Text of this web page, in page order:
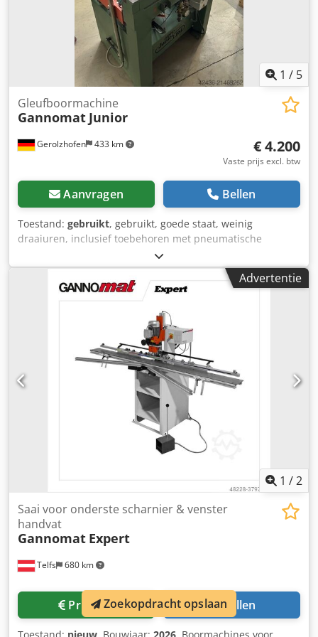
1 / 5
Gerolzhofen 433 km
Gleufboormachine
Gannomat Junior
€ 4.200
Vaste prijs excl. btw
Aanvragen Bellen
Toestand: gebruikt, gebruikt, goede staat, weinig
draaiuren, inclusief toebehoren met pneumatische
hefinrichting voor boren op 2 niveaus merk Ganner type
Junior motor 1,5 kW bediening met 2 hefbomen tafelmaten
850 x 360 mm boorkop 20 mm duvelboorapparaat met 24
standen Crodpfx Apoythcrevof aanlegger voor werkstuk
middenaanslag pneumatische hef pneumatische
werkstukklemmen 2 stuks benodigde ruimte ca. 300 x 1000
x 1300 mm gewicht ca. 270 kg opslaglocatie 97447
Gerolzhofen, vrij geladen, onverpakt overname in huidige
staat zoals gezien, functioneel getest zonder revisie,
zonder garantie en aansprakelijkheid
Advertentie
1 /2
Telfs 680 km
Saai voor onderste scharnier & venster
handvat
Gannomat Expert
Prijsinfo Bellen
Zoekopdracht opslaan